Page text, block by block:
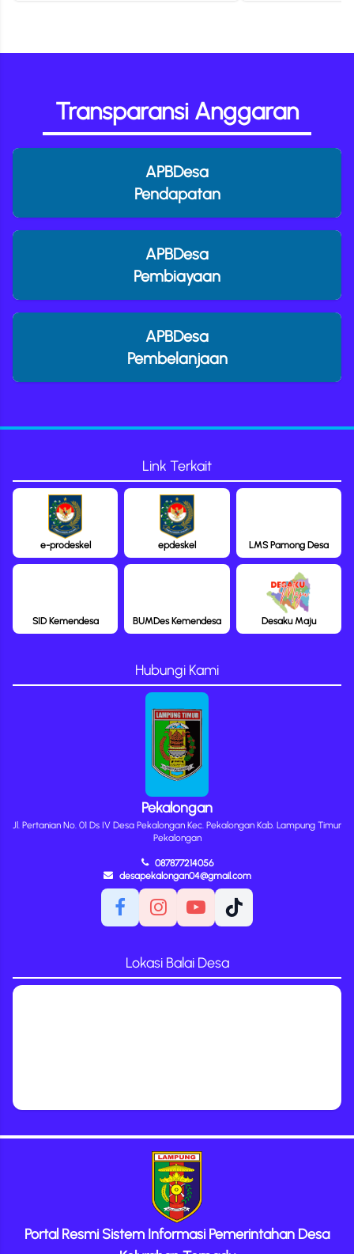
Transparansi Anggaran
APBDesa
Pendapatan
APBDesa
Pembiayaan
APBDesa
Pembelanjaan
Link Terkait
e-prodeskel epdeskel LMS Pamong Desa
SID Kemendesa BUMDes Kemendesa Desaku Maju
Hubungi Kami
Pekalongan
Jl. Pertanian No. 01 Ds IV Desa Pekalongan Kec. Pekalongan Kab. Lampung Timur
Pekalongan
087877214056
desapekalongan04@gmail.com
Lokasi Balai Desa
Portal Resmi Sistem Informasi Pemerintahan Desa